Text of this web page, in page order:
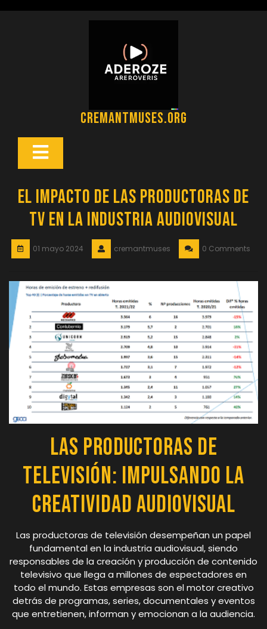
cremantmuses.org
Botón
El Impacto de las Productoras de
TV en la Industria Audiovisual
01 mayo 2024 cremantmuses 0 Comments
Las Productoras de
Televisión: Impulsando la
Creatividad Audiovisual
Las productoras de televisión desempeñan un papel
fundamental en la industria audiovisual, siendo
responsables de la creación y producción de contenido
televisivo que llega a millones de espectadores en
todo el mundo. Estas empresas son el motor creativo
detrás de programas, series, documentales y eventos
que entretienen, informan y emocionan a la audiencia.